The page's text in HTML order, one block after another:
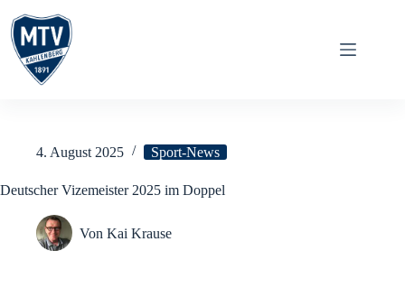
Inhalt
springen
4. August 2025 Sport-News
Deutscher Vizemeister 2025 im Doppel
Von Kai Krause